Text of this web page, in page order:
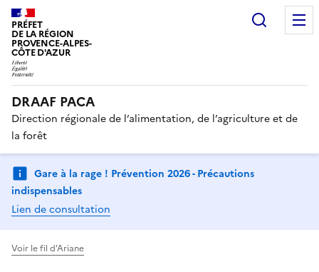
PRÉFET
DE LA RÉGION
PROVENCE-ALPES-
CÔTE D'AZUR
DRAAF PACA
Direction régionale de l’alimentation, de l’agriculture et de
la forêt
Gare à la rage ! Prévention 2026 - Précautions
indispensables
Lien de consultation
Voir le fil d'Ariane